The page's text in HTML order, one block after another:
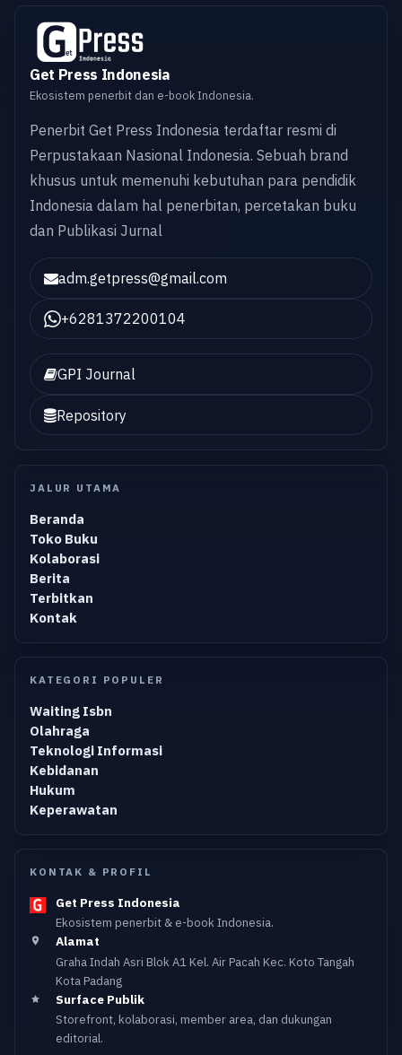
Get Press Indonesia
Ekosistem penerbit dan e-book Indonesia.
Penerbit Get Press Indonesia terdaftar resmi di
Perpustakaan Nasional Indonesia. Sebuah brand
khusus untuk memenuhi kebutuhan para pendidik
Indonesia dalam hal penerbitan, percetakan buku
dan Publikasi Jurnal
adm.getpress@gmail.com
+6281372200104
GPI Journal
Repository
JALUR UTAMA
Beranda
Toko Buku
Kolaborasi
Berita
Terbitkan
Kontak
KATEGORI POPULER
Waiting Isbn
Olahraga
Teknologi Informasi
Kebidanan
Hukum
Keperawatan
KONTAK & PROFIL
Get Press Indonesia
Ekosistem penerbit & e-book Indonesia.
Alamat
Graha Indah Asri Blok A1 Kel. Air Pacah Kec. Koto Tangah
Kota Padang
Surface Publik
Storefront, kolaborasi, member area, dan dukungan
editorial.